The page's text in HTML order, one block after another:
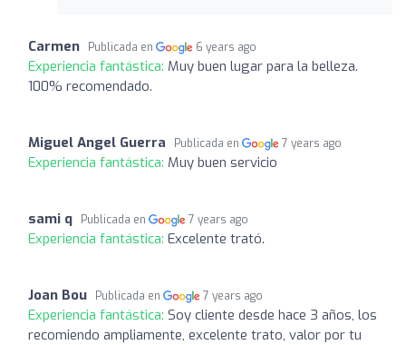
Carmen Publicada en 6 years ago
Experiencia fantástica: Muy buen lugar para la belleza.
100% recomendado.
Miguel Angel Guerra Publicada en 7 years ago
Experiencia fantástica: Muy buen servicio
sami q Publicada en 7 years ago
Experiencia fantástica: Excelente trató.
Joan Bou Publicada en 7 years ago
Experiencia fantástica: Soy cliente desde hace 3 años, los
recomiendo ampliamente, excelente trato, valor por tu